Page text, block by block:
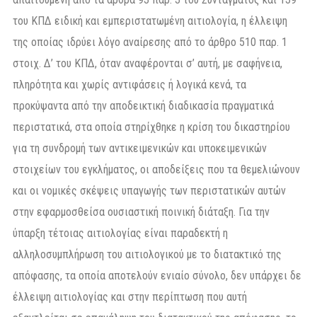
του ΚΠΔ ειδική και εμπεριστατωμένη αιτιολογία, η έλλειψη
της οποίας ιδρύει λόγο αναίρεσης από το άρθρο 510 παρ. 1
στοιχ. Δ’ του ΚΠΔ, όταν αναφέρονται σ’ αυτή, με σαφήνεια,
πληρότητα και χωρίς αντιφάσεις ή λογικά κενά, τα
προκύψαντα από την αποδεικτική διαδικασία πραγματικά
περιστατικά, στα οποία στηρίχθηκε η κρίση του δικαστηρίου
για τη συνδρομή των αντικειμενικών και υποκειμενικών
στοιχείων του εγκλήματος, οι αποδείξεις που τα θεμελιώνουν
και οι νομικές σκέψεις υπαγωγής των περιστατικών αυτών
στην εφαρμοσθείσα ουσιαστική ποινική διάταξη. Για την
ύπαρξη τέτοιας αιτιολογίας είναι παραδεκτή η
αλληλοσυμπλήρωση του αιτιολογικού με το διατακτικό της
απόφασης, τα οποία αποτελούν ενιαίο σύνολο, δεν υπάρχει δε
έλλειψη αιτιολογίας και στην περίπτωση που αυτή